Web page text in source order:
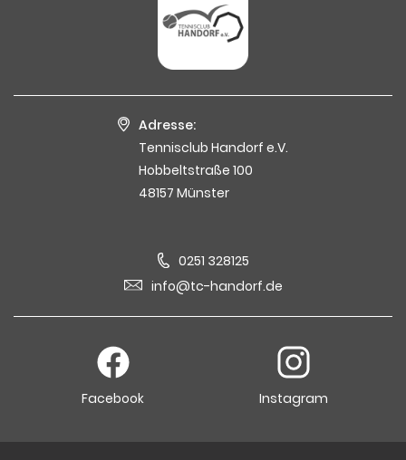
Adresse:
Tennisclub Handorf e.V.
Hobbeltstraße 100
48157 Münster
0251 328125
info@tc-handorf.de
Facebook Instagram